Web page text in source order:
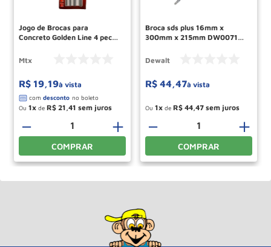
Jogo de Brocas para
Concreto Golden Line 4 pecas
Mtx
R$ 19,19à vista
Ou 1 de R$ 21 41
＋
－
COMPRAR
Broca sds plus 16mm x
300mm x 215mm DW00719
Dewalt
R$ 44,47à vista
Ou 1 de R$ 44 47
＋
－
COMPRAR